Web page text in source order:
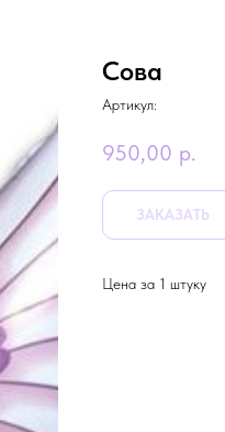
Сова
Артикул:
950,00 р.
ЗАКАЗАТЬ
Цена за 1 штуку